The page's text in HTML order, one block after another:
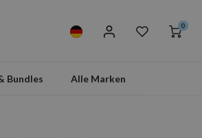
0
Bundles Alle Marken